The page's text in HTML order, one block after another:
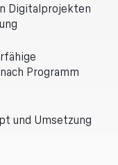
Digitalprojekten
Programm
und Umsetzung